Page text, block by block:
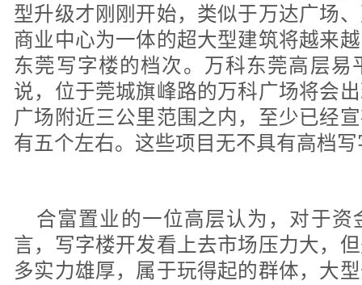
型升级才刚刚开始，类似于万达广场
商业中心为一体的超大型建筑将越来
东莞写字楼的档次。万科东莞高层易
说，位于莞城旗峰路的万科广场将会
广场附近三公里范围之内，至少已经
有五个左右。这些项目无不具有高档
合富置业的一位高层认为，对于
言，写字楼开发看上去市场压力大，
多实力雄厚，属于玩得起的群体，大